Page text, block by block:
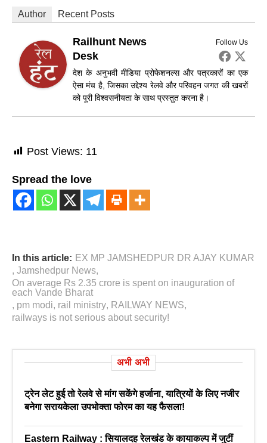
Author Recent Posts
Follow Us
Railhunt News
Desk
देश के अनुभवी मीडिया प्रोफेशनल्स और पत्रकारों का एक
ऐसा मंच है, जिसका उद्देश्य रेलवे और परिवहन जगत की खबरों
को पूरी विश्वसनीयता के साथ प्रस्तुत करना है।
Post Views: 11
Spread the love
In this article: EX MP JAMSHEDPUR DR AJAY KUMAR
, Jamshedpur News,
On average Rs 2.35 crore is spent on inauguration of
each Vande Bharat
, pm modi, rail ministry, RAILWAY NEWS,
railways is not serious about security!
अभी अभी
ट्रेन लेट हुई तो रेलवे से मांग सकेंगे हर्जाना, यात्रियों के लिए नजीर
बनेगा सरायकेला उपभोक्ता फोरम का यह फैसला!
Eastern Railway : सियालदह रेलखंड के कायाकल्प में जुटीं